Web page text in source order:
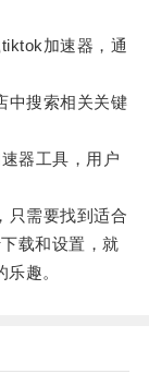
加速器，通
搜索相关关键
器工具，用户
需要找到适合
载和设置，就
趣。